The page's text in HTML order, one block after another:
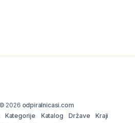
2026 odpiralnicasi.com
Kategorije Katalog Države
Kraji